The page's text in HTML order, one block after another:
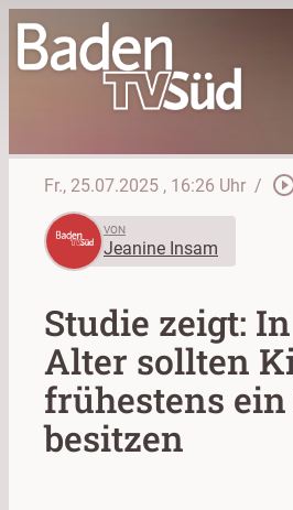
Fr., 25.07.2025 , 16:26 Uhr /
VON
Jeanine Insam
Studie zeigt:
Alter sollten
frühestens
besitzen